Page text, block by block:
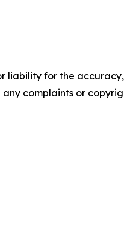
liability for the
complaints or